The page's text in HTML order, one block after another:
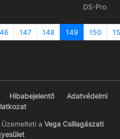
DS-Pro
147 148 149 150
Hibabejelentő
Adatvédelmi
a Vega Csillagászati